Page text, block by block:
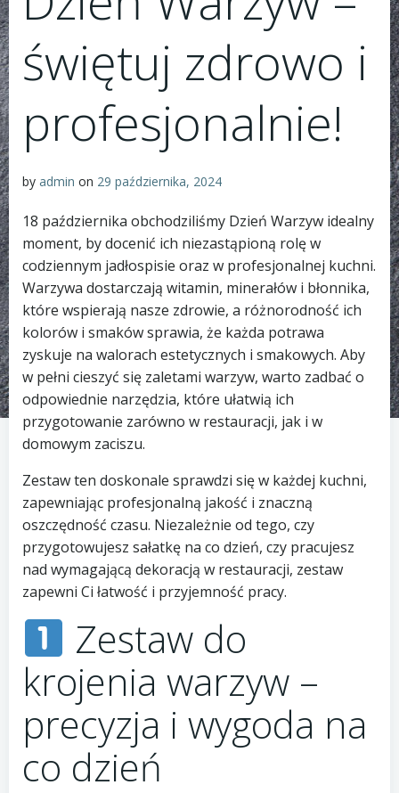
świętuj zdrowo i
profesjonalnie!
by admin on 29 października, 2024
18 października obchodziliśmy Dzień Warzyw idealny
moment, by docenić ich niezastąpioną rolę w
codziennym jadłospisie oraz w profesjonalnej kuchni.
Warzywa dostarczają witamin, minerałów i błonnika,
które wspierają nasze zdrowie, a różnorodność ich
kolorów i smaków sprawia, że każda potrawa
zyskuje na walorach estetycznych i smakowych. Aby
w pełni cieszyć się zaletami warzyw, warto zadbać o
odpowiednie narzędzia, które ułatwią ich
przygotowanie zarówno w restauracji, jak i w
domowym zaciszu.
Zestaw ten doskonale sprawdzi się w każdej kuchni,
zapewniając profesjonalną jakość i znaczną
oszczędność czasu. Niezależnie od tego, czy
przygotowujesz sałatkę na co dzień, czy pracujesz
nad wymagającą dekoracją w restauracji, zestaw
zapewni Ci łatwość i przyjemność pracy.
Zestaw do
krojenia warzyw –
precyzja i wygoda na
co dzień